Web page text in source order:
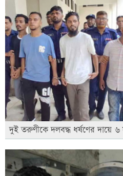
দুই তরুণীকে দলবদ্ধ ধর্ষণের দায়ে